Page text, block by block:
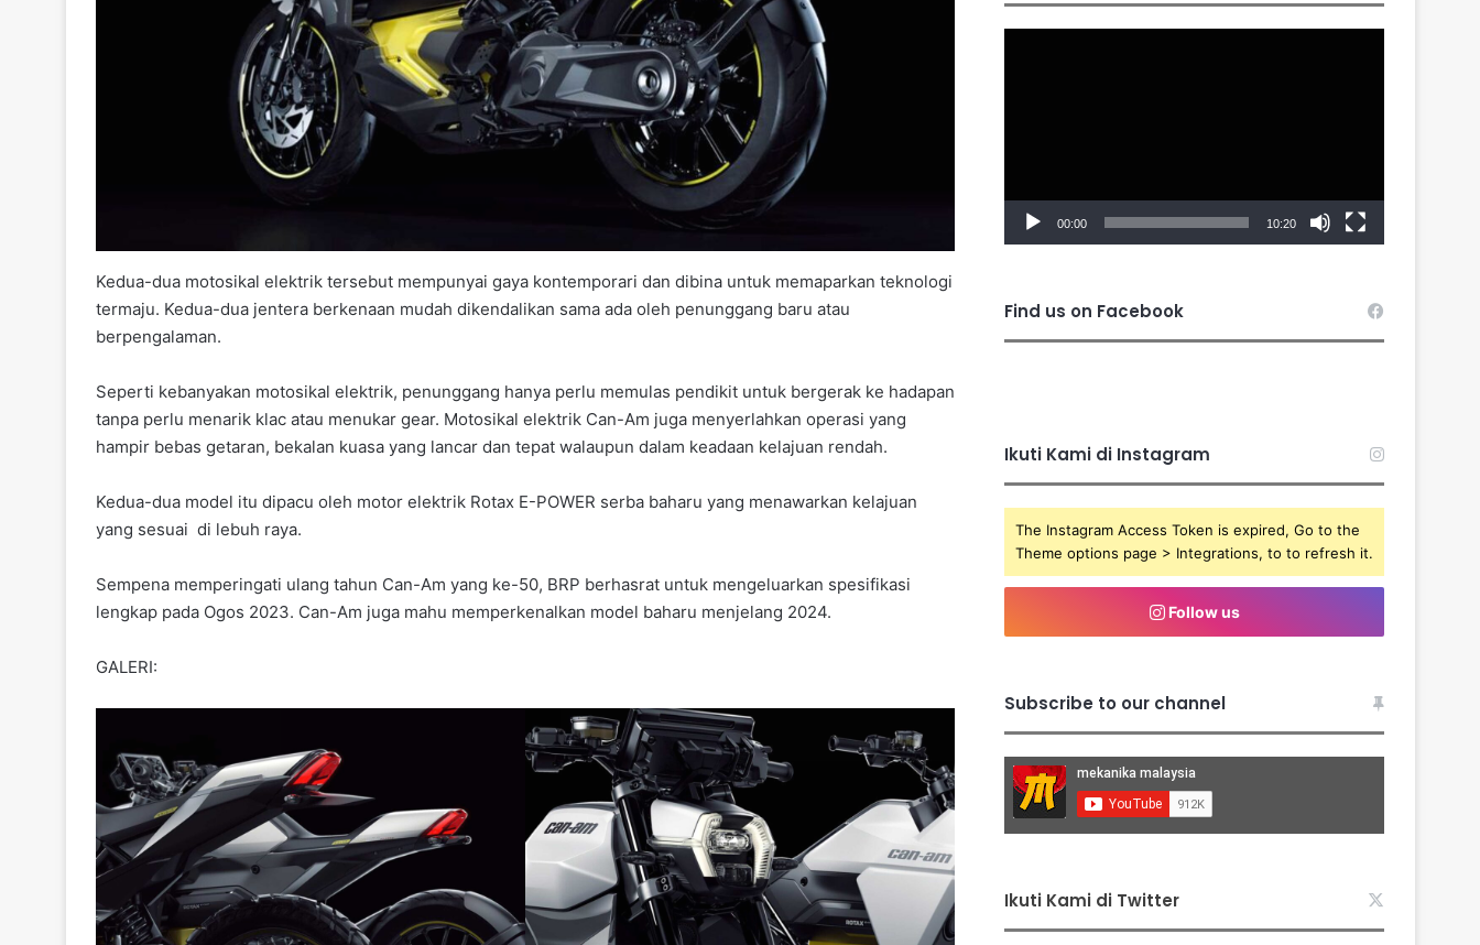
Kedua-dua motosikal elektrik tersebut mempunyai gaya kontemporari dan dibina untuk memaparkan teknologi
termaju. Kedua-dua jentera berkenaan mudah dikendalikan sama ada oleh penunggang baru atau
berpengalaman.
Seperti kebanyakan motosikal elektrik, penunggang hanya perlu memulas pendikit untuk bergerak ke hadapan
tanpa perlu menarik klac atau menukar gear. Motosikal elektrik Can-Am juga menyerlahkan operasi yang
hampir bebas getaran, bekalan kuasa yang lancar dan tepat walaupun dalam keadaan kelajuan rendah.
Kedua-dua model itu dipacu oleh motor elektrik Rotax E-POWER serba baharu yang menawarkan kelajuan
yang sesuai di lebuh raya.
Sempena memperingati ulang tahun Can-Am yang ke-50, BRP berhasrat untuk mengeluarkan spesifikasi
lengkap pada Ogos 2023. Can-Am juga mahu memperkenalkan model baharu menjelang 2024.
GALERI:
00:00 10:20
Find us on Facebook
Ikuti Kami di Instagram
The Instagram Access Token is expired, Go to the
Theme options page > Integrations, to to refresh it.
Follow us
Subscribe to our channel
Ikuti Kami di Twitter